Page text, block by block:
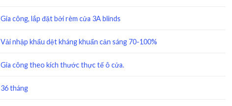
Gia công, lắp đặt bởi rèm cửa 3A blinds
Vải nhập khẩu dệt kháng khuẩn cản sáng 70-100%
Gia công theo kích thước thực tế ô cửa.
36 tháng